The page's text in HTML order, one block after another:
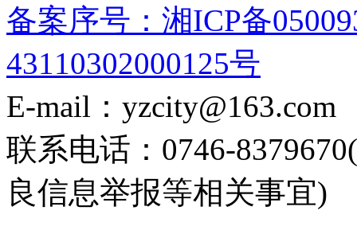
备案序号：湘ICP备
43110302000125号
E-mail：yzcity@163.com
联系电话：0746-
良信息举报等相关事宜)